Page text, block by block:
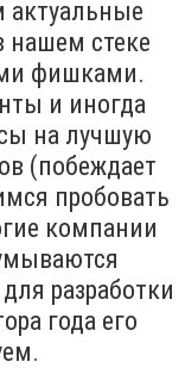
нашем стеке
фишками.
и иногда
на лучшую
(побеждает
пробовать
компании
разработки
года его